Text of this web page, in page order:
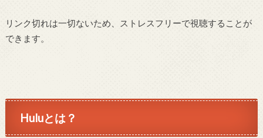
リンク切れは一切ないため、ストレスフリーで視聴することが
できます。
Huluとは？